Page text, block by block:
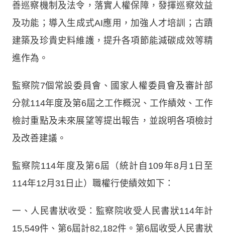
善巡察機制及法令，落實人權保障，發揮巡察效益
及功能；導入生成式AI應用，加強人才培訓；古蹟
建築及珍貴史料維護，提升各項節能減碳成效等精
進作為。
監察院7個常設委員會、國家人權委員會及審計部
分就114年度及第6屆之工作概況、工作績效、工作
檢討重點及未來展望等提出報告，並說明各項檢討
及改善建議。
監察院114年度及第6屆（統計自109年8月1日至
114年12月31日止）職權行使績效如下：
一、人民書狀收受：監察院收受人民書狀114年計
15,549件、第6屆計82,182件。第6屆收受人民書狀